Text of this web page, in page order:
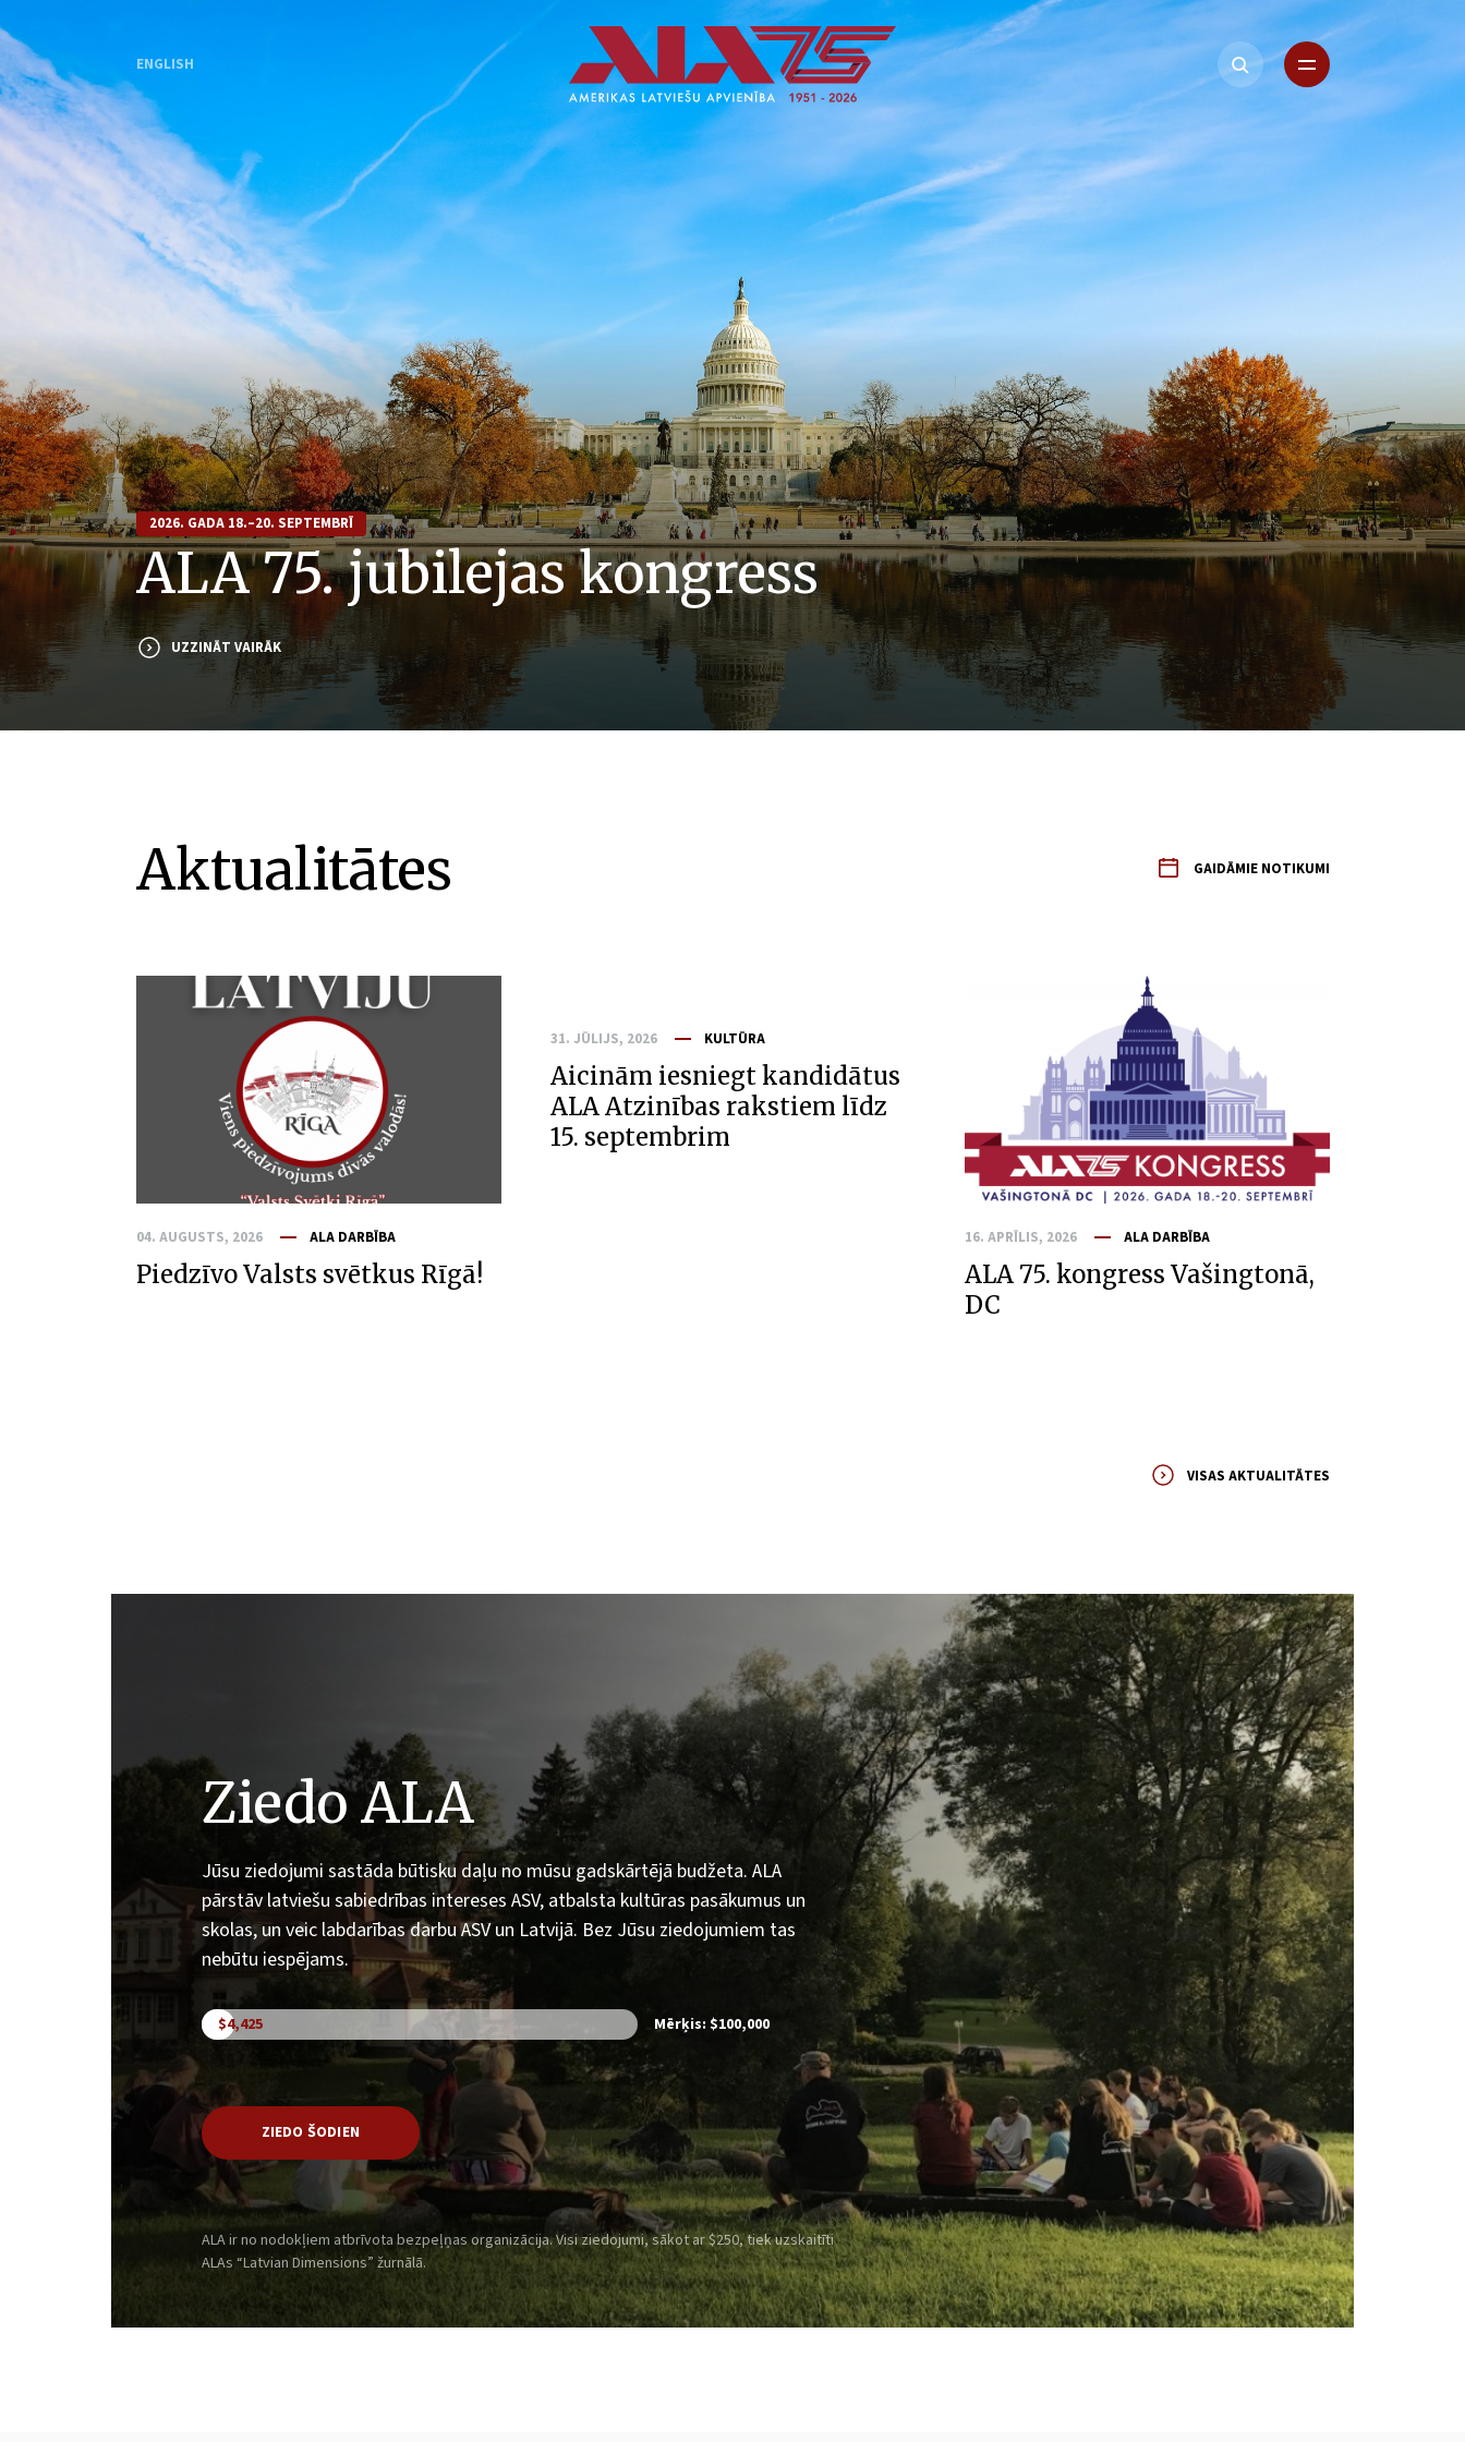
ENGLISH
2026. GADA 18.–20. SEPTEMBRĪ
ALA 75. jubilejas kongress
UZZINĀT VAIRĀK
Aktualitātes GAIDĀMIE NOTIKUMI
04. AUGUSTS, 2026 ALA DARBĪBA
Piedzīvo Valsts svētkus Rīgā!
31. JŪLIJS, 2026 KULTŪRA
Aicinām iesniegt kandidātus
ALA Atzinības rakstiem līdz
15. septembrim
16. APRĪLIS, 2026 ALA DARBĪBA
ALA 75. kongress Vašingtonā,
DC
VISAS AKTUALITĀTES
Ziedo ALA
Jūsu ziedojumi sastāda būtisku daļu no mūsu gadskārtējā budžeta. ALA
pārstāv latviešu sabiedrības intereses ASV, atbalsta kultūras pasākumus un
skolas, un veic labdarības darbu ASV un Latvijā. Bez Jūsu ziedojumiem tas
nebūtu iespējams.
$4,425 Mērķis: $100,000
ZIEDO ŠODIEN
ALA ir no nodokļiem atbrīvota bezpeļņas organizācija. Visi ziedojumi, sākot ar $250, tiek uzskaitīti
ALAs “Latvian Dimensions” žurnālā.